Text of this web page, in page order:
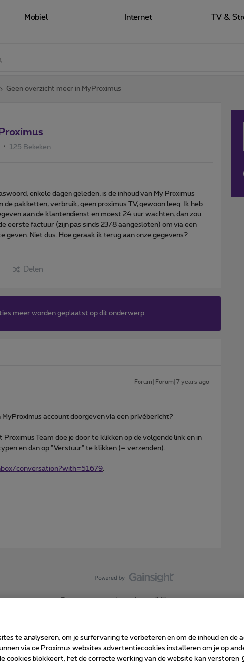
Mobiel Internet TV &
Geen overzicht meer in MyProximus
125 Bekeken
enkele dagen geleden, is de inhoud van My Proximus
de pakketten, verbruik, geen proximus TV, gewoon leeg. Ik heb
aan de klantendienst en moest 24 uur wachten, dan zou
eerste factuur (zijn pas sinds 23/8 aangesloten) om via een
geven. Niet dus. Hoe geraak ik terug aan onze gegevens?
Delen
meer worden geplaatst op dit onderwerp.
Forum|Forum|7 years ago
MyProximus account doorgeven via een privébericht?
Team doe je door te klikken op de volgende link en in
en dan op "Verstuur" te klikken (= verzenden).
conversation?with=51679
Forumvoorwaarden Accessibility statement
©2026Proximus
te analyseren, om je surfervaring te verbeteren en om de inhoud en
via de Proximus websites advertentiecookies installeren om je op
cookies blokkeert, het de correcte werking van de website kan verstoren